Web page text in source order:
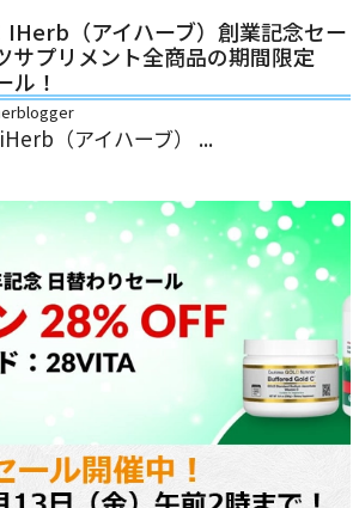
iHerb（アイハーブ）創業記念セー
サプリメント全商品の期間限定
ル！
（アイハーブ） ...